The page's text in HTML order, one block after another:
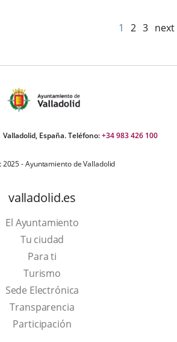
1 2 3 next
Valladolid, España. Teléfono:+34 983 426 100
2025 - Ayuntamiento de Valladolid
valladolid.es
El Ayuntamiento
Tu ciudad
Para ti
TurismoThis
link
will
open
Sede Electrónica
Transparencia
Participación